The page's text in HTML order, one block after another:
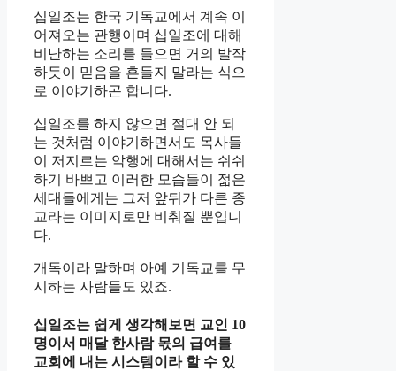
십일조는 한국 기독교에서 계속 이
어져오는 관행이며 십일조에 대해
비난하는 소리를 들으면 거의 발작
하듯이 믿음을 흔들지 말라는 식으
로 이야기하곤 합니다.
십일조를 하지 않으면 절대 안 되
는 것처럼 이야기하면서도 목사들
이 저지르는 악행에 대해서는 쉬쉬
하기 바쁘고 이러한 모습들이 젊은
세대들에게는 그저 앞뒤가 다른 종
교라는 이미지로만 비춰질 뿐입니
다.
개독이라 말하며 아예 기독교를 무
시하는 사람들도 있죠.
십일조는 쉽게 생각해보면 교인 10
명이서 매달 한사람 몫의 급여를
교회에 내는 시스템이라 할 수 있